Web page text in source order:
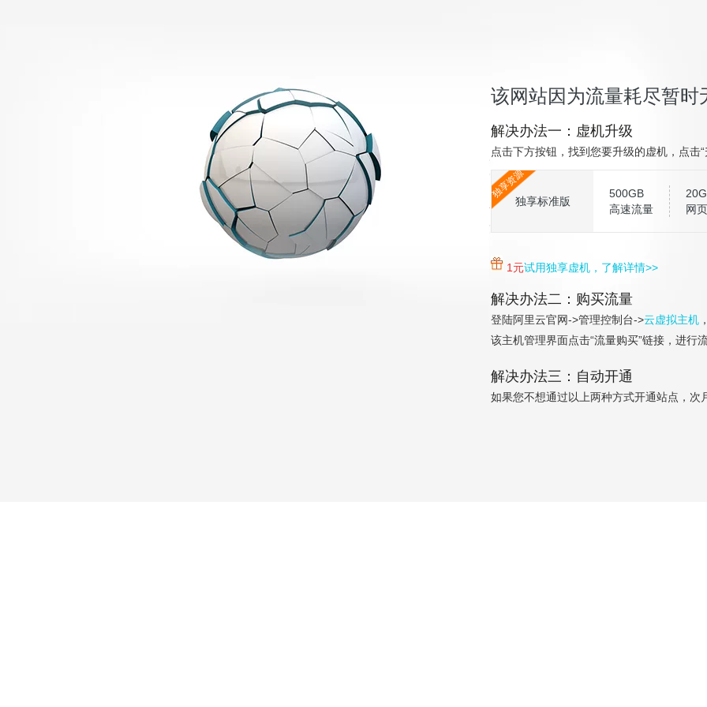
该网站因为流量耗尽暂时
解决办法一：虚机升级
点击下方按钮，找到您要升级的虚机，点击
独享资源
独享标准版
500GB
高速流量
网
1元试用独享虚机，了解详情>>
解决办法二：购买流量
登陆阿里云官网->管理控制台->云虚拟主机
该主机管理界面点击“流量购买”链接，进行
解决办法三：自动开通
如果您不想通过以上两种方式开通站点，次